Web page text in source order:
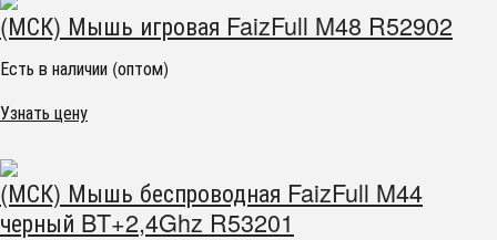
(МСК) Мышь игровая FaizFull M48 R52902
Есть в наличии (оптом)
Узнать цену
(МСК) Мышь беспроводная FaizFull M44
черный BT+2,4Ghz R53201